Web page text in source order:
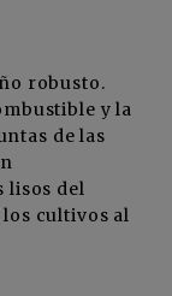
robusto.
y la
de las
lisos del
cultivos al